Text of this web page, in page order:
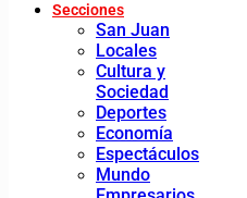
Secciones
San Juan
Locales
Cultura y
Sociedad
Deportes
Economía
Espectáculos
Mundo